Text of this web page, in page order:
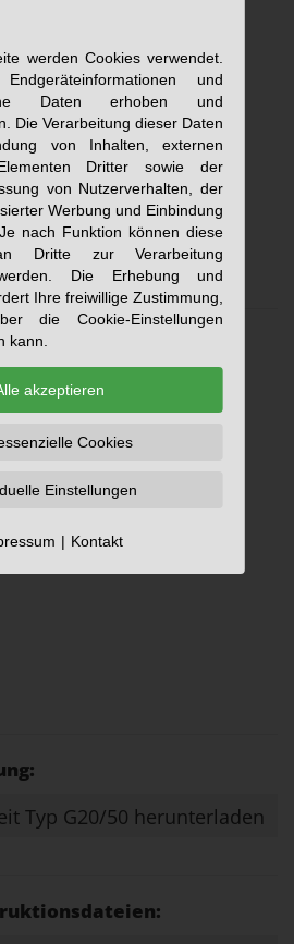
Typ G20/50 herunterladen
werden Cookies verwendet.
und
Daten erhoben und
Die Verarbeitung dieser Daten
von Inhalten, externen
Dritter sowie der
von Nutzerverhalten, der
Werbung und Einbindung
nach Funktion können diese
Dritte zur Verarbeitung
Die Erhebung und
Ihre freiwillige Zustimmung,
die Cookie-Einstellungen
kann.
akzeptieren
Cookies
Einstellungen
Kontakt